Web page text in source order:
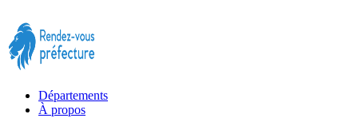
Départements
À propos